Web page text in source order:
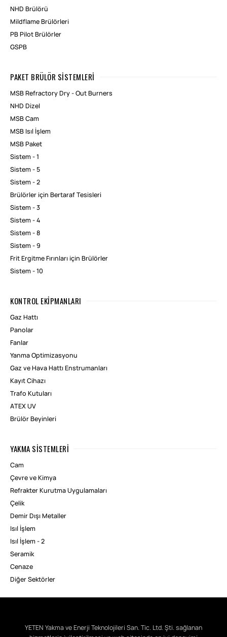
NHD Brülörü
Mildflame Brülörleri
PB Pilot Brülörler
GSPB
PAKET BRÜLÖR SISTEMLERI
MSB Refractory Dry - Out Burners
NHD Dizel
MSB Cam
MSB Isıl İşlem
MSB Paket
Sistem - 1
Sistem - 5
Sistem - 2
Brülörler için Bertaraf Tesisleri
Sistem - 3
Sistem - 4
Sistem - 8
Sistem - 9
Frit Ergitme Fırınları için Brülörler
Sistem - 10
KONTROL EKIPMANLARI
Gaz Hattı
Panolar
Fanlar
Yanma Optimizasyonu
Gaz ve Hava Hattı Enstrumanları
Kayıt Cihazı
Trafo Kutuları
ATEX UV
Brülör Beyinleri
YAKMA SISTEMLERI
Cam
Çevre ve Kimya
Refrakter Kurutma Uygulamaları
Çelik
Demir Dışı Metaller
Isıl İşlem
Isıl İşlem - 2
Seramik
Cenaze
Diğer Sektörler
YETEN Yakma ve Enerji Teknolojileri San. Tic. Ltd. Şti. sağlanan